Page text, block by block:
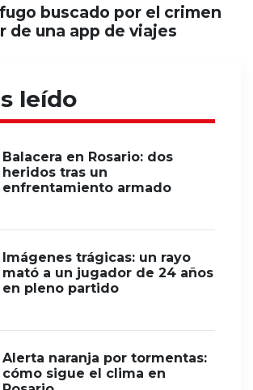
buscado por el crimen
de una app de viajes
leído
Balacera en Rosario: dos
heridos tras un
enfrentamiento armado
Imágenes trágicas: un rayo
mató a un jugador de 24 años
en pleno partido
Alerta naranja por tormentas:
cómo sigue el clima en